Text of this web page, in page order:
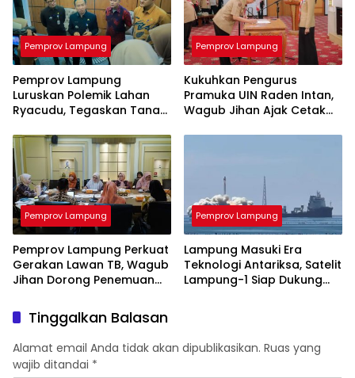
Pemprov Lampung
Pemprov Lampung
Luruskan Polemik Lahan
Ryacudu, Tegaskan Tanah
Aset Provinsi
Pemprov Lampung
Kukuhkan Pengurus
Pramuka UIN Raden Intan,
Wagub Jihan Ajak Cetak
Indonesia Emas 2045
Pemprov Lampung
Pemprov Lampung Perkuat
Gerakan Lawan TB, Wagub
Jihan Dorong Penemuan
Tuntas
Pemprov Lampung
Lampung Masuki Era
Teknologi Antariksa, Satelit
Lampung-1 Siap Dukung
Tinggalkan Balasan
Alamat email Anda tidak akan dipublikasikan. Ruas yang
wajib ditandai *